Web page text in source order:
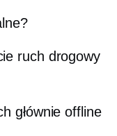
ruch drogowy
głównie offline